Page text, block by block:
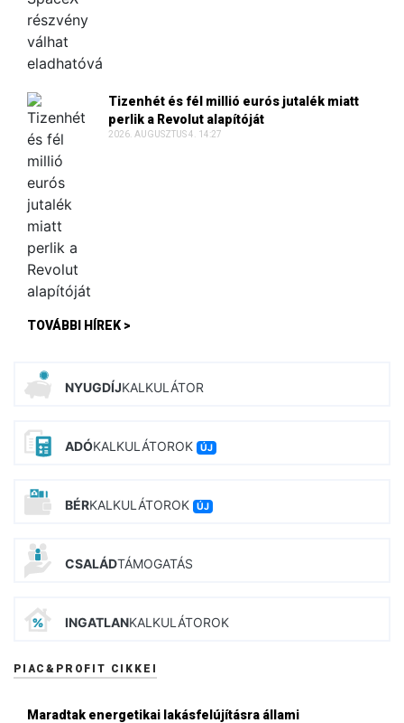
Tizenhét és fél millió eurós jutalék miatt
perlik a Revolut alapítóját
2026. AUGUSZTUS 4. 14:27
TOVÁBBI HÍREK >
NYUGDÍJKALKULÁTOR
ADÓKALKULÁTOROK ÚJ
BÉRKALKULÁTOROK ÚJ
CSALÁDTÁMOGATÁS
INGATLANKALKULÁTOROK
PIAC&PROFIT CIKKEI
Maradtak energetikai lakásfelújításra állami